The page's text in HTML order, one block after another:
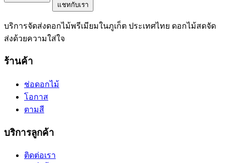
แชทกับเรา
บริการจัดส่งดอกไม้พรีเมียมในภูเก็ต ประเทศไทย ดอกไม้สดจัด
ส่งด้วยความใส่ใจ
ร้านค้า
ช่อดอกไม้
โอกาส
ตามสี
บริการลูกค้า
ติดต่อเรา